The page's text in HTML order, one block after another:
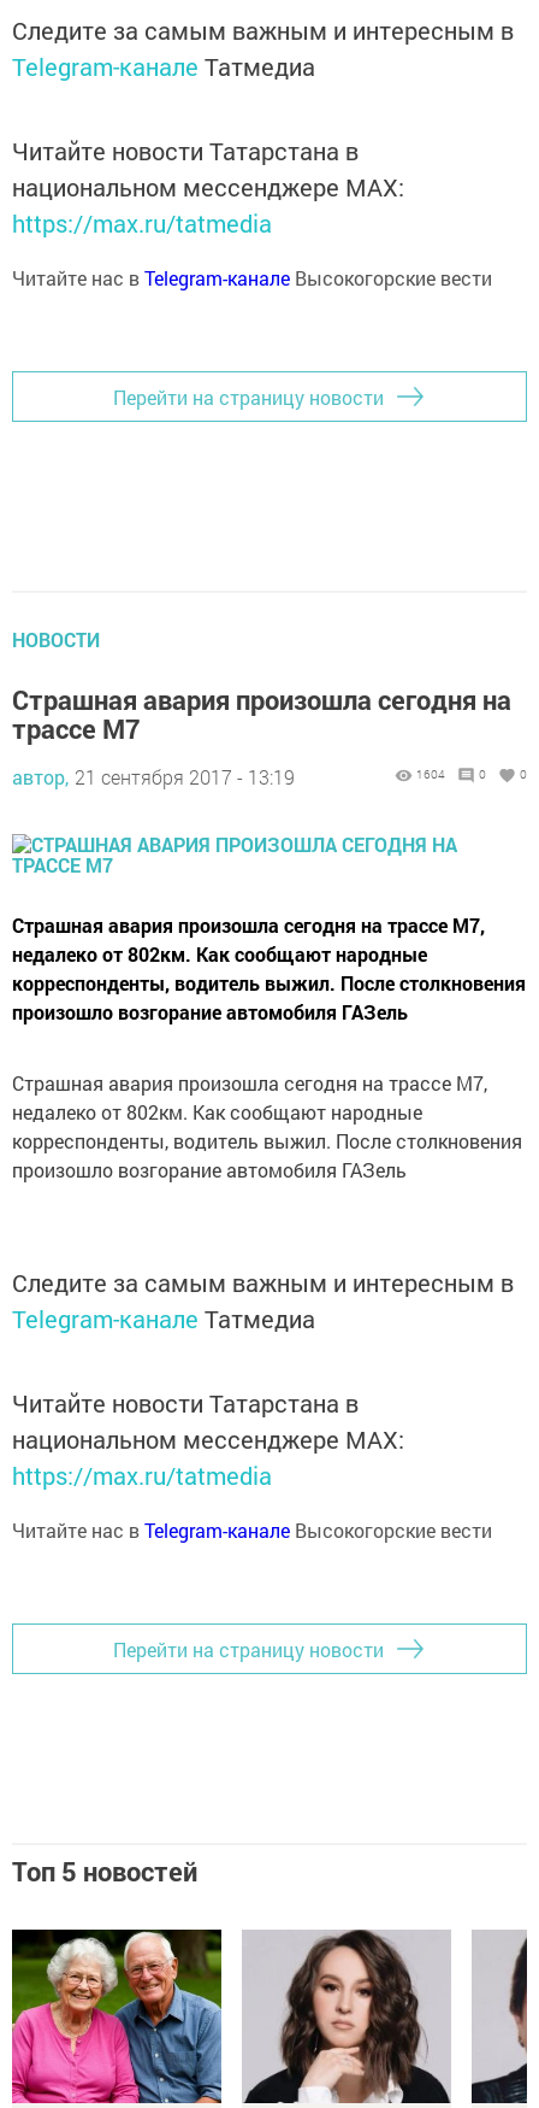
Следите за самым важным и интересным в
Telegram-канале Татмедиа
Читайте новости Татарстана в
национальном мессенджере MАХ:
https://max.ru/tatmedia
Читайте нас вTelegram-канале Высокогорские вести
Перейти на страницу новости
НОВОСТИ
Страшная авария произошла сегодня на
трассе М7
автор, 21 сентября 2017 - 13:19 1604 0 0
Страшная авария произошла сегодня на трассе М7,
недалеко от 802км. Как сообщают народные
корреспонденты, водитель выжил. После столкновения
произошло возгорание автомобиля ГАЗель
Страшная авария произошла сегодня на трассе М7,
недалеко от 802км. Как сообщают народные
корреспонденты, водитель выжил. После столкновения
произошло возгорание автомобиля ГАЗель
Следите за самым важным и интересным в
Telegram-канале Татмедиа
Читайте новости Татарстана в
национальном мессенджере MАХ:
https://max.ru/tatmedia
Читайте нас вTelegram-канале Высокогорские вести
Перейти на страницу новости
Топ 5 новостей